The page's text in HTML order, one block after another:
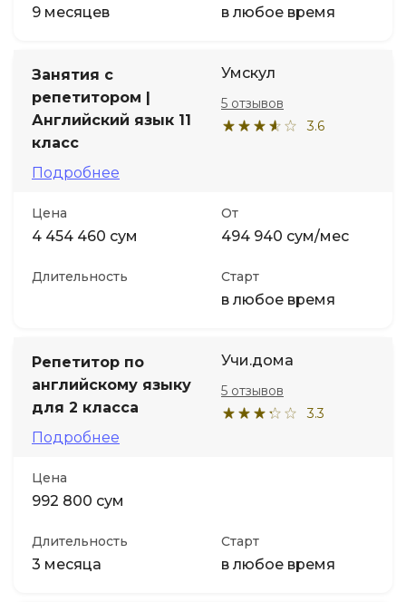
9 месяцев в любое время
Занятия с
репетитором |
Английский язык 11
класс
Подробнее
Умскул
3.6
5 отзывов
Цена
4 454 460 сум
От
494 940 сум/мес
Длительность Старт
в любое время
Репетитор по
английскому языку
для 2 класса
Подробнее
Учи.дома
3.3
5 отзывов
Цена
992 800 сум
Длительность
3 месяца
Старт
в любое время